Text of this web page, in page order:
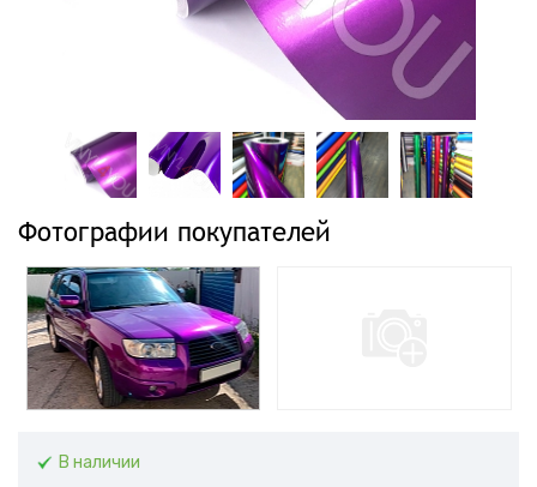
Фотографии покупателей
В наличии